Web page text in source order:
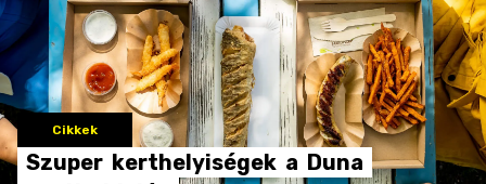
Cikkek
Szuper kerthelyiségek a Duna